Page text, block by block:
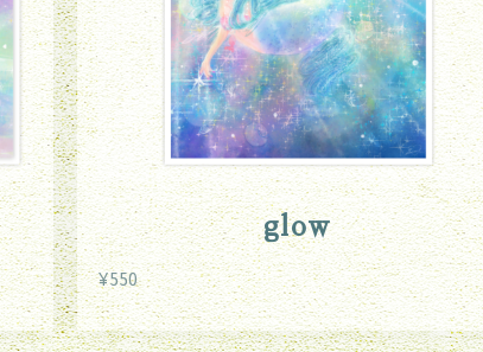
glow
¥550